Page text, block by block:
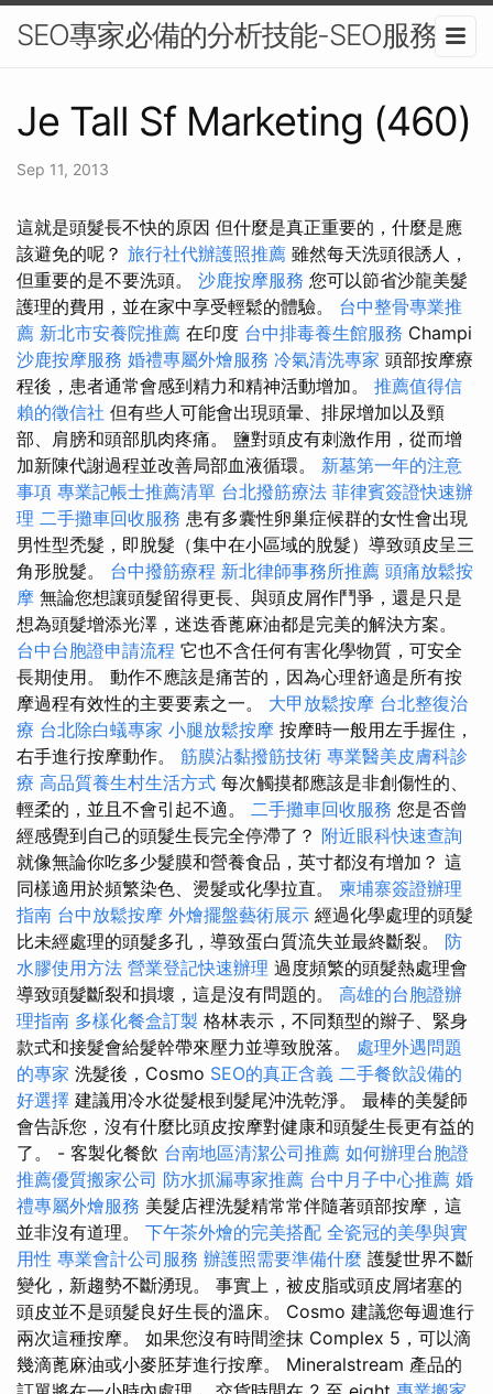
SEO專家必備的分析技能-SEO服務
Je Tall Sf Marketing (460)
Sep 11, 2013
這就是頭髮長不快的原因 但什麼是真正重要的，什麼是應
該避免的呢？ 旅行社代辦護照推薦 雖然每天洗頭很誘人，
但重要的是不要洗頭。 沙鹿按摩服務 您可以節省沙龍美髮
護理的費用，並在家中享受輕鬆的體驗。 台中整骨專業推
薦 新北市安養院推薦 在印度 台中排毒養生館服務 Champi
沙鹿按摩服務 婚禮專屬外燴服務 冷氣清洗專家 頭部按摩療
程後，患者通常會感到精力和精神活動增加。 推薦值得信
賴的徵信社 但有些人可能會出現頭暈、排尿增加以及頸
部、肩膀和頭部肌肉疼痛。 鹽對頭皮有刺激作用，從而增
加新陳代謝過程並改善局部血液循環。 新墓第一年的注意
事項 專業記帳士推薦清單 台北撥筋療法 菲律賓簽證快速辦
理 二手攤車回收服務 患有多囊性卵巢症候群的女性會出現
男性型禿髮，即脫髮（集中在小區域的脫髮）導致頭皮呈三
角形脫髮。 台中撥筋療程 新北律師事務所推薦 頭痛放鬆按
摩 無論您想讓頭髮留得更長、與頭皮屑作鬥爭，還是只是
想為頭髮增添光澤，迷迭香蓖麻油都是完美的解決方案。
台中台胞證申請流程 它也不含任何有害化學物質，可安全
長期使用。 動作不應該是痛苦的，因為心理舒適是所有按
摩過程有效性的主要要素之一。 大甲放鬆按摩 台北整復治
療 台北除白蟻專家 小腿放鬆按摩 按摩時一般用左手握住，
右手進行按摩動作。 筋膜沾黏撥筋技術 專業醫美皮膚科診
療 高品質養生村生活方式 每次觸摸都應該是非創傷性的、
輕柔的，並且不會引起不適。 二手攤車回收服務 您是否曾
經感覺到自己的頭髮生長完全停滯了？ 附近眼科快速查詢
就像無論你吃多少髮膜和營養食品，英寸都沒有增加？ 這
同樣適用於頻繁染色、燙髮或化學拉直。 柬埔寨簽證辦理
指南 台中放鬆按摩 外燴擺盤藝術展示 經過化學處理的頭髮
比未經處理的頭髮多孔，導致蛋白質流失並最終斷裂。 防
水膠使用方法 營業登記快速辦理 過度頻繁的頭髮熱處理會
導致頭髮斷裂和損壞，這是沒有問題的。 高雄的台胞證辦
理指南 多樣化餐盒訂製 格林表示，不同類型的辮子、緊身
款式和接髮會給髮幹帶來壓力並導致脫落。 處理外遇問題
的專家 洗髮後，Cosmo SEO的真正含義 二手餐飲設備的
好選擇 建議用冷水從髮根到髮尾沖洗乾淨。 最棒的美髮師
會告訴您，沒有什麼比頭皮按摩對健康和頭髮生長更有益的
了。 - 客製化餐飲 台南地區清潔公司推薦 如何辦理台胞證
推薦優質搬家公司 防水抓漏專家推薦 台中月子中心推薦 婚
禮專屬外燴服務 美髮店裡洗髮精常常伴隨著頭部按摩，這
並非沒有道理。 下午茶外燴的完美搭配 全瓷冠的美學與實
用性 專業會計公司服務 辦護照需要準備什麼 護髮世界不斷
變化，新趨勢不斷湧現。 事實上，被皮脂或頭皮屑堵塞的
頭皮並不是頭髮良好生長的溫床。 Cosmo 建議您每週進行
兩次這種按摩。 如果您沒有時間塗抹 Complex 5，可以滴
幾滴蓖麻油或小麥胚芽進行按摩。 Mineralstream 產品的